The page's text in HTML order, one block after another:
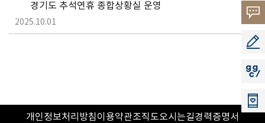
고객의
소리
공모
지지
경기도 추석연휴 종합상황실 운영
2025.10.01
개인정보처리방침이용약관조직도오시는길경력증명서